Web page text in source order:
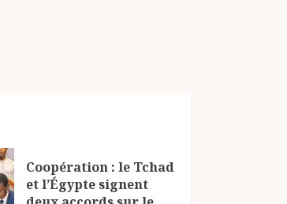
Coopération : le Tchad
et l’Égypte signent